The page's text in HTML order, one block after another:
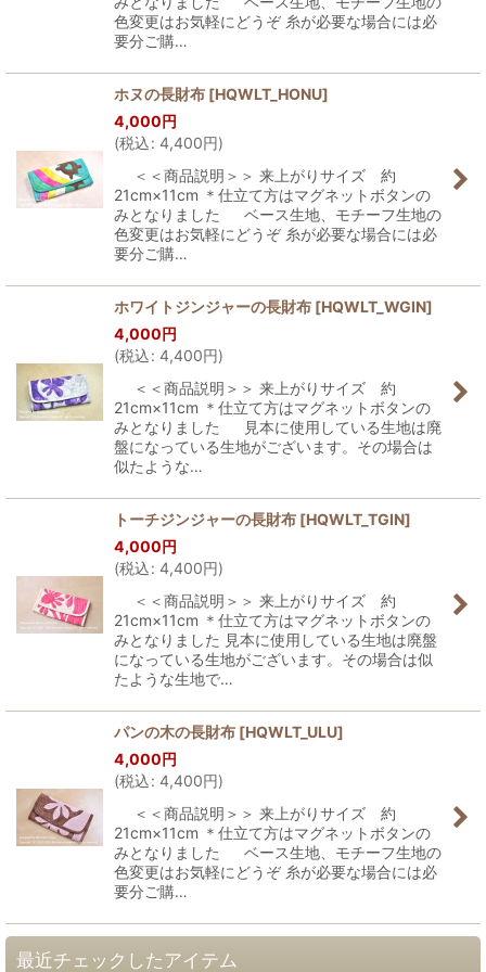
色変更はお気軽にどうぞ 糸が必要な場合には必
要分ご購…
ホヌの長財布 [HQWLT_HONU]
4,000円
(税込: 4,400円)
＜＜商品説明＞＞ 来上がりサイズ 約
21cm×11cm ＊仕立て方はマグネットボタンの
みとなりました ベース生地、モチーフ生地の
色変更はお気軽にどうぞ 糸が必要な場合には必
要分ご購…
ホワイトジンジャーの長財布 [HQWLT_WGIN]
4,000円
(税込: 4,400円)
＜＜商品説明＞＞ 来上がりサイズ 約
21cm×11cm ＊仕立て方はマグネットボタンの
みとなりました 見本に使用している生地は廃
盤になっている生地がございます。その場合は
似たような…
トーチジンジャーの長財布 [HQWLT_TGIN]
4,000円
(税込: 4,400円)
＜＜商品説明＞＞ 来上がりサイズ 約
21cm×11cm ＊仕立て方はマグネットボタンの
みとなりました 見本に使用している生地は廃盤
になっている生地がございます。その場合は似
たような生地で…
パンの木の長財布 [HQWLT_ULU]
4,000円
(税込: 4,400円)
＜＜商品説明＞＞ 来上がりサイズ 約
21cm×11cm ＊仕立て方はマグネットボタンの
みとなりました ベース生地、モチーフ生地の
色変更はお気軽にどうぞ 糸が必要な場合には必
要分ご購…
最近チェックしたアイテム